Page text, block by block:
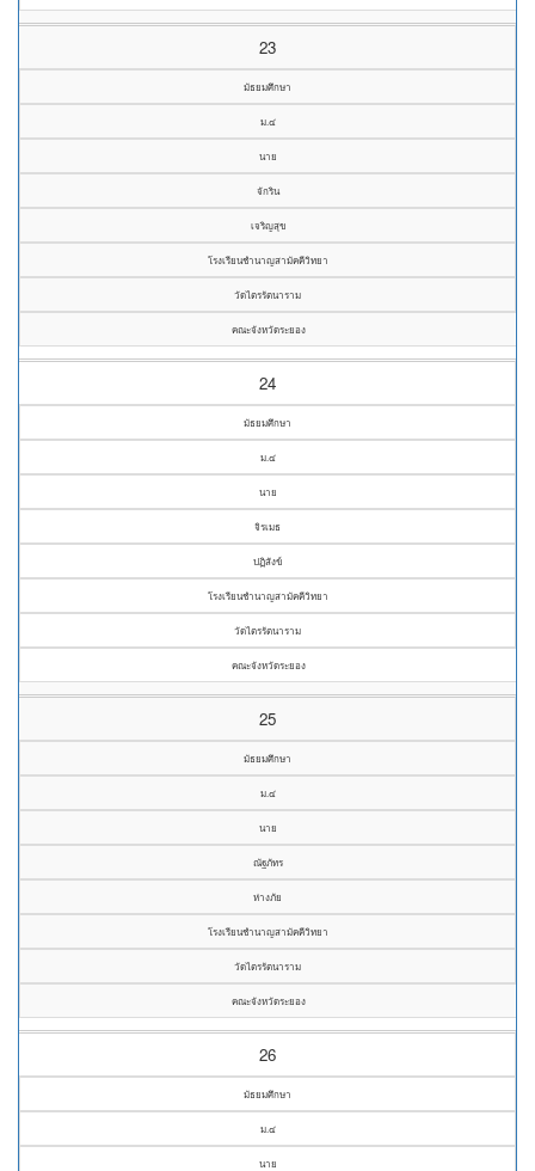
23
มัธยมศึกษา
ม.๔
นาย
จักริน
เจริญสุข
โรงเรียนชำนาญสามัคคีวิทยา
วัดไตรรัตนาราม
คณะจังหวัดระยอง
24
มัธยมศึกษา
ม.๔
นาย
จิรเมธ
ปฏิสังข์
โรงเรียนชำนาญสามัคคีวิทยา
วัดไตรรัตนาราม
คณะจังหวัดระยอง
25
มัธยมศึกษา
ม.๔
นาย
ณัฐภัทร
ห่างภัย
โรงเรียนชำนาญสามัคคีวิทยา
วัดไตรรัตนาราม
คณะจังหวัดระยอง
26
มัธยมศึกษา
ม.๔
นาย